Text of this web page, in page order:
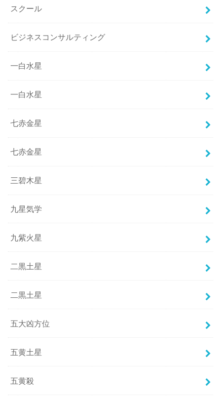
スクール
ビジネスコンサルティング
一白水星
一白水星
七赤金星
七赤金星
三碧木星
九星気学
九紫火星
二黒土星
二黒土星
五大凶方位
五黄土星
五黄殺